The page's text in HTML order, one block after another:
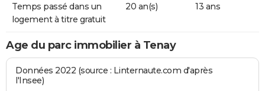
Temps passé dans un
logement à titre gratuit
20 an(s) 13 ans
Age du parc immobilier à Tenay
Données 2022 (source : Linternaute.com d'après
l'Insee)